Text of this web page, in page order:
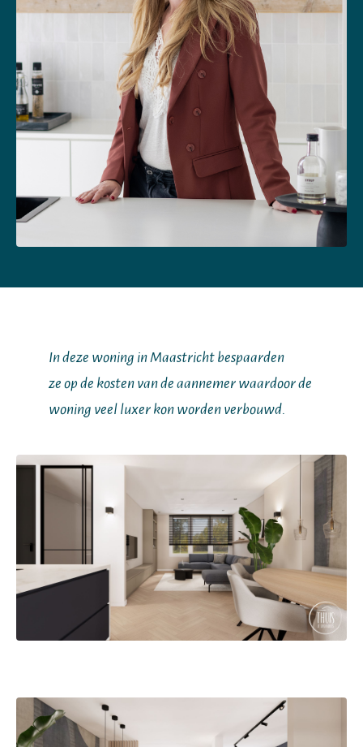
In deze woning in Maastricht bespaarden
ze op de kosten van de aannemer waardoor de
woning veel luxer kon worden verbouwd.